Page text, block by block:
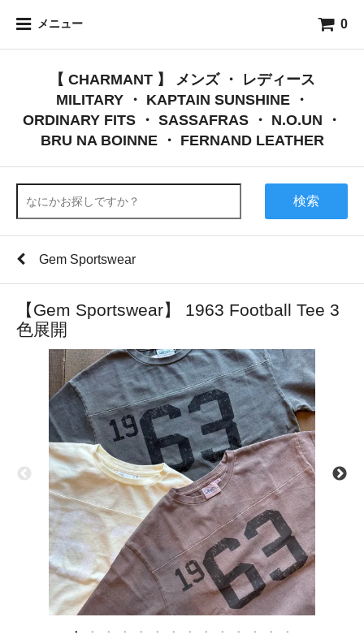
メニュー 0
【 CHARMANT 】 メンズ ・ レディース
MILITARY ・ KAPTAIN SUNSHINE ・
ORDINARY FITS ・ SASSAFRAS ・ N.O.UN ・
BRU NA BOINNE ・ FERNAND LEATHER
検索
Gem Sportswear
【Gem Sportswear】 1963 Football Tee 3
色展開